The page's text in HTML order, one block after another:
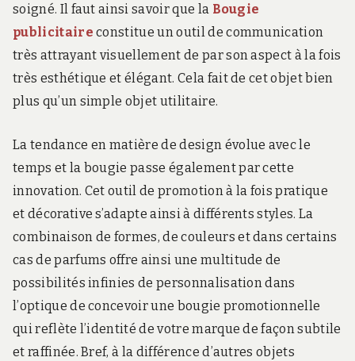
soigné. Il faut ainsi savoir que la Bougie
publicitaire constitue un outil de communication
très attrayant visuellement de par son aspect à la fois
très esthétique et élégant. Cela fait de cet objet bien
plus qu’un simple objet utilitaire.
La tendance en matière de design évolue avec le
temps et la bougie passe également par cette
innovation. Cet outil de promotion à la fois pratique
et décorative s’adapte ainsi à différents styles. La
combinaison de formes, de couleurs et dans certains
cas de parfums offre ainsi une multitude de
possibilités infinies de personnalisation dans
l’optique de concevoir une bougie promotionnelle
qui reflète l’identité de votre marque de façon subtile
et raffinée. Bref, à la différence d’autres objets